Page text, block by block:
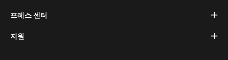
프레스 센터
지원